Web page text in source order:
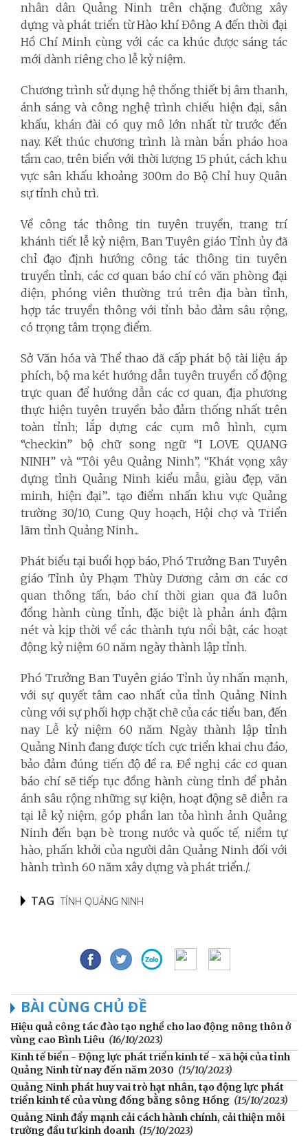
nhân dân Quảng Ninh trên chặng đường xây
dựng và phát triển từ Hào khí Đông A đến thời đại
Hồ Chí Minh cùng với các ca khúc được sáng tác
mới dành riêng cho lễ kỷ niệm.
Chương trình sử dụng hệ thống thiết bị âm thanh,
ánh sáng và công nghệ trình chiếu hiện đại, sân
khấu, khán đài có quy mô lớn nhất từ trước đến
nay. Kết thúc chương trình là màn bắn pháo hoa
tầm cao, trên biển với thời lượng 15 phút, cách khu
vực sân khấu khoảng 300m do Bộ Chỉ huy Quân
sự tỉnh chủ trì.
Về công tác thông tin tuyên truyền, trang trí
khánh tiết lễ kỷ niệm, Ban Tuyên giáo Tỉnh ủy đã
chỉ đạo định hướng công tác thông tin tuyên
truyền tỉnh, các cơ quan báo chí có văn phòng đại
diện, phóng viên thường trú trên địa bàn tỉnh,
hợp tác truyền thông với tỉnh bảo đảm sâu rộng,
có trọng tâm trọng điểm.
Sở Văn hóa và Thể thao đã cấp phát bộ tài liệu áp
phích, bộ ma két hướng dẫn tuyên truyền cổ động
trực quan để hướng dẫn các cơ quan, địa phương
thực hiện tuyên truyền bảo đảm thống nhất trên
toàn tỉnh; lắp dựng các cụm mô hình, cụm
“checkin” bộ chữ song ngữ “I LOVE QUANG
NINH” và “Tôi yêu Quảng Ninh”, “Khát vọng xây
dựng tỉnh Quảng Ninh kiểu mẫu, giàu đẹp, văn
minh, hiện đại”... tạo điểm nhấn khu vực Quảng
trường 30/10, Cung Quy hoạch, Hội chợ và Triển
lãm tỉnh Quảng Ninh...
Phát biểu tại buổi họp báo, Phó Trưởng Ban Tuyên
giáo Tỉnh ủy Phạm Thùy Dương cảm ơn các cơ
quan thông tấn, báo chí thời gian qua đã luôn
đồng hành cùng tỉnh, đặc biệt là phản ánh đậm
nét và kịp thời về các thành tựu nổi bật, các hoạt
động kỷ niệm 60 năm ngày thành lập tỉnh.
Phó Trưởng Ban Tuyên giáo Tỉnh ủy nhấn mạnh,
với sự quyết tâm cao nhất của tỉnh Quảng Ninh
cùng với sự phối hợp chặt chẽ của các tiểu ban, đến
nay Lễ kỷ niệm 60 năm Ngày thành lập tỉnh
Quảng Ninh đang được tích cực triển khai chu đáo,
bảo đảm đúng tiến độ đề ra. Đề nghị các cơ quan
báo chí sẽ tiếp tục đồng hành cùng tỉnh để phản
ánh sâu rộng những sự kiện, hoạt động sẽ diễn ra
tại lễ kỷ niệm, góp phần lan tỏa hình ảnh Quảng
Ninh đến bạn bè trong nước và quốc tế, niềm tự
hào, phấn khởi của người dân Quảng Ninh đối với
hành trình 60 năm xây dựng và phát triển./.
TAG TỈNH QUẢNG NINH
BÀI CÙNG CHỦ ĐỀ
Hiệu quả công tác đào tạo nghề cho lao động nông thôn ở
vùng cao Bình Liêu (16/10/2023)
Kinh tế biển - Động lực phát triển kinh tế - xã hội của tỉnh
Quảng Ninh từ nay đến năm 2030 (15/10/2023)
Quảng Ninh phát huy vai trò hạt nhân, tạo động lực phát
triển kinh tế của vùng đồng bằng sông Hồng (15/10/2023)
Quảng Ninh đẩy mạnh cải cách hành chính, cải thiện môi
trường đầu tư kinh doanh (15/10/2023)